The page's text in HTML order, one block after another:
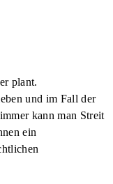
plant.
und im Fall der
kann man Streit
ein